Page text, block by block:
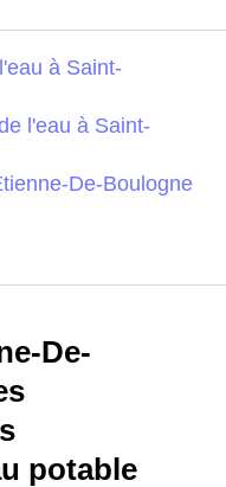
à Saint-
l'eau à Saint-
De-Boulogne
De-
potable